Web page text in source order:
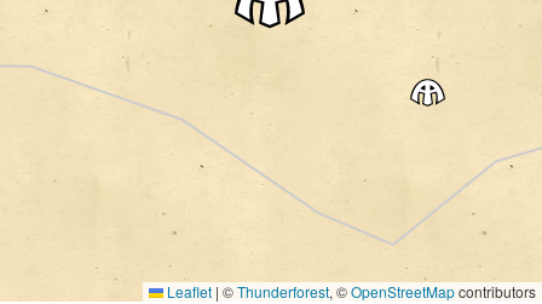
Leaflet | ©Thunderforest, ©OpenStreetMapcontributors